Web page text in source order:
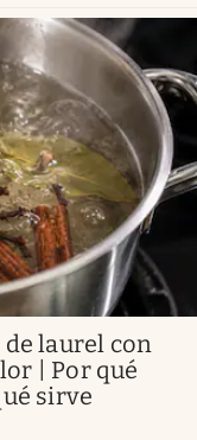
laurel con
| Por qué
sirve